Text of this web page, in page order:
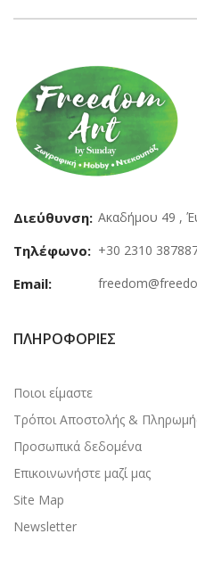
Διεύθυνση: Ακαδήμου 49 ,
Τηλέφωνο: +30 2310
Email:
ΠΛΗΡΟΦΟΡΊΕΣ
Ποιοι είμαστε
Τρόποι Αποστολής &
Προσωπικά δεδομένα
Επικοινωνήστε μαζί μας
Site Map
Newsletter